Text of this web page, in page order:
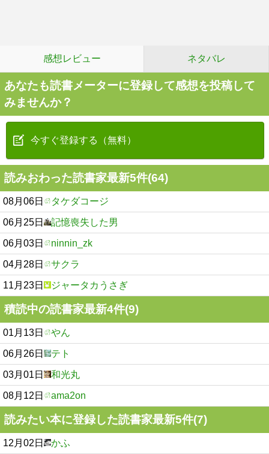
感想レビュー ネタバレ
あなたも読書メーターに登録して感想を投稿して
みませんか？
今すぐ登録する（無料）
読みおわった読書家最新5件(64)
08月06日 タケダコージ
06月25日 記憶喪失した男
06月03日 ninnin_zk
04月28日 サクラ
11月23日 ジャータカうさぎ
積読中の読書家最新4件(9)
01月13日 やん
06月26日 テト
03月01日 和光丸
08月12日 ama2on
読みたい本に登録した読書家最新5件(7)
12月02日 かふ